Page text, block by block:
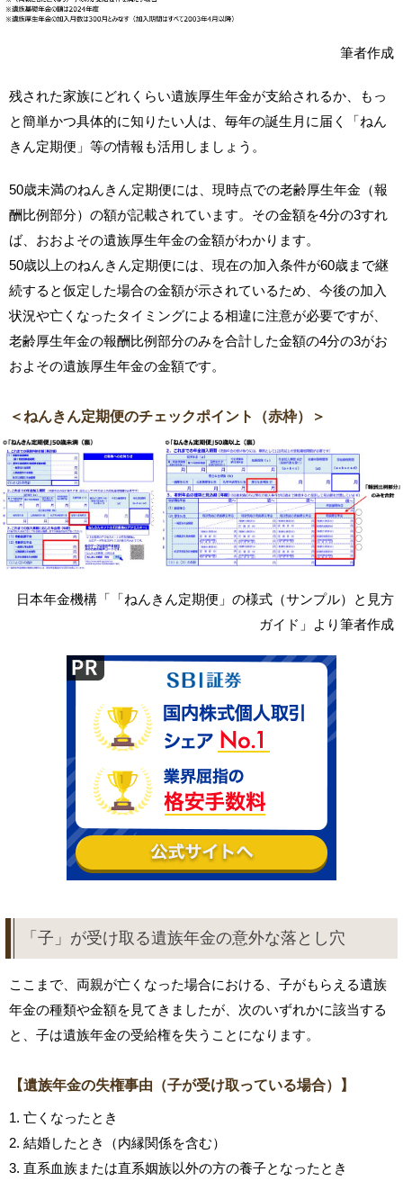
筆者作成
残された家族にどれくらい遺族厚生年金が支給されるか、もっ
と簡単かつ具体的に知りたい人は、毎年の誕生月に届く「ねん
きん定期便」等の情報も活用しましょう。
50歳未満のねんきん定期便には、現時点での老齢厚生年金（報
酬比例部分）の額が記載されています。その金額を4分の3すれ
ば、おおよその遺族厚生年金の金額がわかります。
50歳以上のねんきん定期便には、現在の加入条件が60歳まで継
続すると仮定した場合の金額が示されているため、今後の加入
状況や亡くなったタイミングによる相違に注意が必要ですが、
老齢厚生年金の報酬比例部分のみを合計した金額の4分の3がお
およその遺族厚生年金の金額です。
＜ねんきん定期便のチェックポイント（赤枠）＞
日本年金機構「「ねんきん定期便」の様式（サンプル）と見方
ガイド」より筆者作成
「子」が受け取る遺族年金の意外な落とし穴
ここまで、両親が亡くなった場合における、子がもらえる遺族
年金の種類や金額を見てきましたが、次のいずれかに該当する
と、子は遺族年金の受給権を失うことになります。
【遺族年金の失権事由（子が受け取っている場合）】
1. 亡くなったとき
2. 結婚したとき（内縁関係を含む）
3. 直系血族または直系姻族以外の方の養子となったとき